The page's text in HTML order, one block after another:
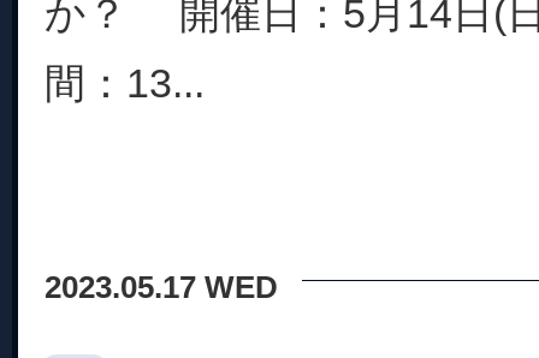
か？ 開催日：5月14日(
間：13...
2023.05.17 WED